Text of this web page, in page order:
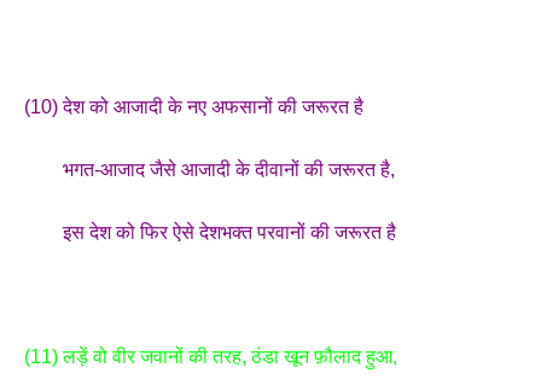
(10) देश को आजादी के नए अफसानों की जरूरत है
भगत-आजाद जैसे आजादी के दीवानों की जरूरत है,
इस देश को फिर ऐसे देशभक्त परवानों की जरूरत है
(11) लड़ें वो वीर जवानों की तरह, ठंडा खून फ़ौलाद हुआ,